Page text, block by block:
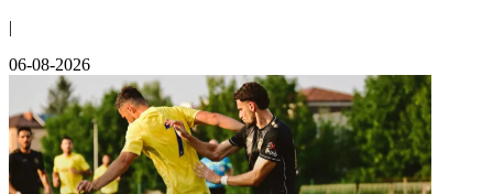
|
06-08-2026